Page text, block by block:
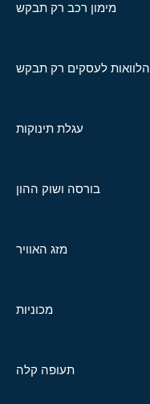
מימון רכב רק תבקש
הלוואות לעסקים רק תבקש
עגלת תינוקות
בורסה ושוק ההון
מזג האוויר
מכוניות
תעופה קלה